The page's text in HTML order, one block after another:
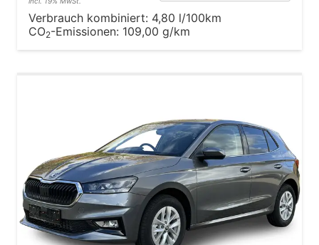
Verbrauch kombiniert: 4,80 l/100km
CO2-Emissionen: 109,00 g/km